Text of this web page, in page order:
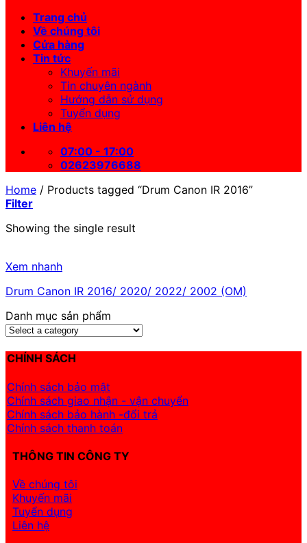
Trang chủ
Về chúng tôi
Cửa hàng
Tin tức
Khuyến mãi
Tin chuyên ngành
Hướng dẫn sử dụng
Tuyển dụng
Liên hệ
07:00 - 17:00
02623976688
Home / Products tagged “Drum Canon IR 2016”
Filter
Showing the single result
Xem nhanh
Drum Canon IR 2016/ 2020/ 2022/ 2002 (OM)
Danh mục sản phẩm
CHÍNH SÁCH
Chính sách bảo mật
Chính sách giao nhận - vận chuyển
Chính sách bảo hành -đổi trả
Chính sách thanh toán
THÔNG TIN CÔNG TY
Về chúng tôi
Khuyến mãi
Tuyển dụng
Liên hệ